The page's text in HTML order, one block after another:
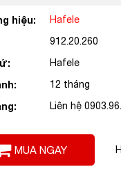
hiệu: Hafele
912.20.260
Hafele
12 tháng
Liên hệ
MUA NGAY